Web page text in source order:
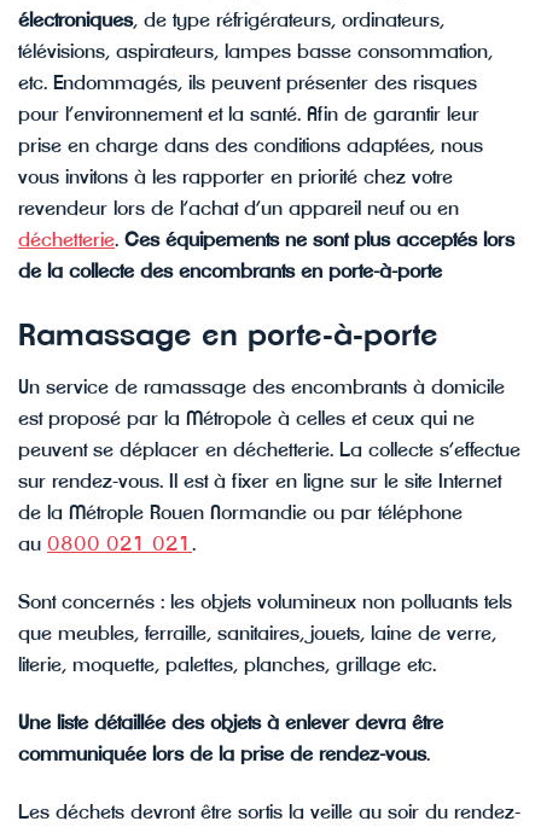
électroniques, de type réfrigérateurs, ordinateurs,
télévisions, aspirateurs, lampes basse consommation,
etc. Endommagés, ils peuvent présenter des risques
pour l’environnement et la santé. Afin de garantir leur
prise en charge dans des conditions adaptées, nous
vous invitons à les rapporter en priorité chez votre
revendeur lors de l’achat d’un appareil neuf ou en
déchetterie. Ces équipements ne sont plus acceptés lors
de la collecte des encombrants en porte-à-porte
Ramassage en porte-à-porte
Un service de ramassage des encombrants à domicile
est proposé par la Métropole à celles et ceux qui ne
peuvent se déplacer en déchetterie. La collecte s’effectue
sur rendez-vous. Il est à fixer en ligne sur le site Internet
de la Métrople Rouen Normandie ou par téléphone
au 0800 021 021 .
Sont concernés : les objets volumineux non polluants tels
que meubles, ferraille, sanitaires, jouets, laine de verre,
literie, moquette, palettes, planches, grillage etc.
Une liste détaillée des objets à enlever devra être
communiquée lors de la prise de rendez-vous.
Les déchets devront être sortis la veille au soir du rendez-